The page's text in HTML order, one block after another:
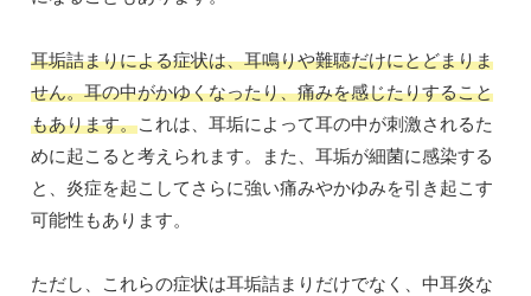
耳垢詰まりによる症状は、耳鳴りや難聴だけにとどまりま
せん。耳の中がかゆくなったり、痛みを感じたりすること
もあります。これは、耳垢によって耳の中が刺激されるた
めに起こると考えられます。また、耳垢が細菌に感染する
と、炎症を起こしてさらに強い痛みやかゆみを引き起こす
可能性もあります。
ただし、これらの症状は耳垢詰まりだけでなく、中耳炎な